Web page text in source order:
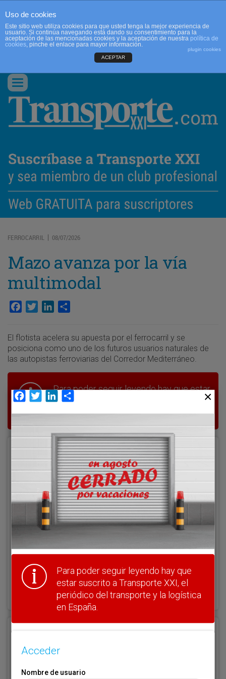
CONTACTO
Conmutar
navegación
FERROCARRIL | 08/07/2026
Mazo avanza por la vía
multimodal
Facebook
TwitterLinkedIn
El flotista acelera su apuesta por el ferrocarril y se
posiciona como uno de los futuros usuarios naturales de
las autopistas ferroviarias del Corredor Mediterráneo.
Para poder seguir leyendo hay que estar
suscrito a Transporte XXI, el periódico
del transporte y la logística en España.
Nombre de usuario
¿Olvidó su clave?
Haga clic aquí para recuperarla.
Uso de cookies
Este sitio web utiliza cookies para que usted tenga la mejor experiencia de
usuario. Si continúa navegando está dando su consentimiento para la
aceptación de las mencionadas cookies y la aceptación de nuestra política de
cookies, pinche el enlace para mayor información.
plugin cookies
ACEPTAR
Facebook
TwitterLinkedIn
Para poder seguir leyendo hay que
estar suscrito a Transporte XXI, el
periódico del transporte y la logística
en España.
Acceder
Nombre de usuario